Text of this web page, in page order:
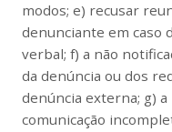
modos; e) recusar
denunciante em caso
verbal; f) a não
da denúncia ou dos
denúncia externa; g) a
comunicação